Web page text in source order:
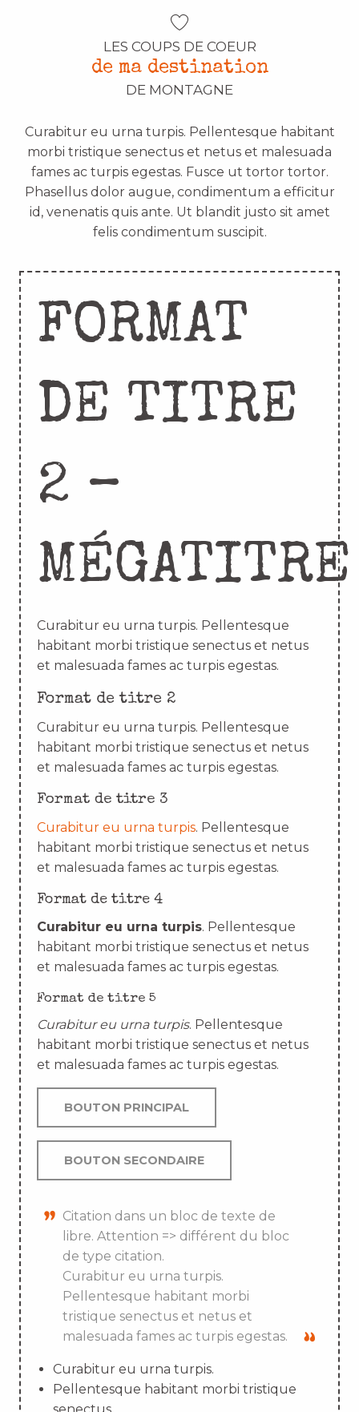
LES COUPS DE COEUR
de ma destination
DE MONTAGNE
Curabitur eu urna turpis. Pellentesque habitant
morbi tristique senectus et netus et malesuada
fames ac turpis egestas. Fusce ut tortor tortor.
Phasellus dolor augue, condimentum a efficitur
id, venenatis quis ante. Ut blandit justo sit amet
felis condimentum suscipit.
FORMAT
DE TITRE
2 –
MÉGATITRE
Curabitur eu urna turpis. Pellentesque
habitant morbi tristique senectus et netus
et malesuada fames ac turpis egestas.
Format de titre 2
Curabitur eu urna turpis. Pellentesque
habitant morbi tristique senectus et netus
et malesuada fames ac turpis egestas.
Format de titre 3
Curabitur eu urna turpis. Pellentesque
habitant morbi tristique senectus et netus
et malesuada fames ac turpis egestas.
Format de titre 4
Curabitur eu urna turpis. Pellentesque
habitant morbi tristique senectus et netus
et malesuada fames ac turpis egestas.
Format de titre 5
Curabitur eu urna turpis. Pellentesque
habitant morbi tristique senectus et netus
et malesuada fames ac turpis egestas.
BOUTON PRINCIPAL
BOUTON SECONDAIRE
Citation dans un bloc de texte de
libre. Attention => différent du bloc
de type citation.
Curabitur eu urna turpis.
Pellentesque habitant morbi
tristique senectus et netus et
malesuada fames ac turpis egestas.
Curabitur eu urna turpis.
Pellentesque habitant morbi tristique